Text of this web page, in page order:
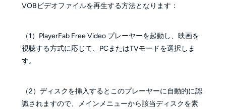
VOBビデオファイルを再生する方法となります：
（1）PlayerFab Free Video プレーヤーを起動し、映画を
視聴する方式に応じて、PCまたはTVモードを選択しま
す。
（2）ディスクを挿入するとこのプレーヤーに自動的に認
識されますので、メインメニューから該当ディスクを素